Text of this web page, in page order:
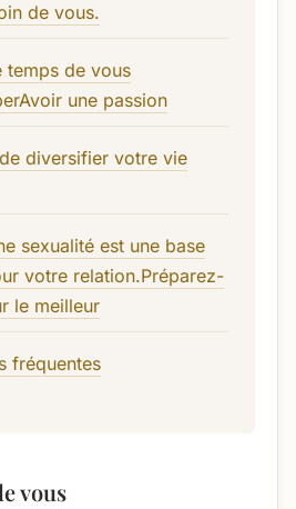
de vous.
temps de vous
une passion
diversifier votre vie
sexualité est une base
votre relation.Préparez-
le meilleur
fréquentes
vous